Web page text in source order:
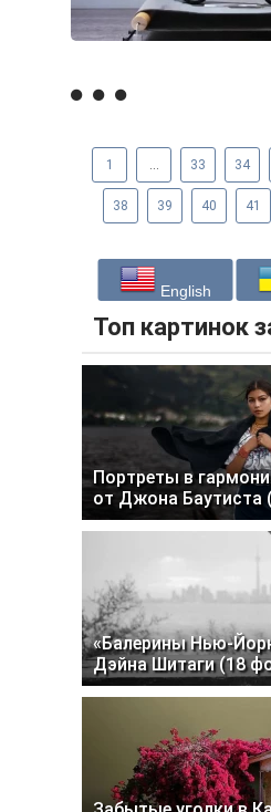
1 ... 33 34
38 39 40 41
English
Топ картинок
Портреты в
от Джона Баутиста
«Балерины Нью-
Дэйна Шитаги (18